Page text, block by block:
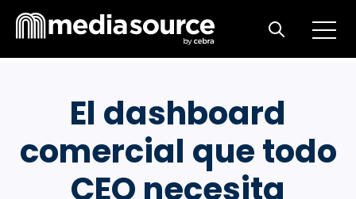
Open
Open search
El dashboard
comercial que todo
CEO necesita